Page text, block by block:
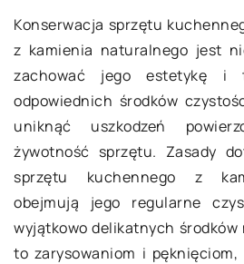
Konserwacja sprzętu
z kamienia naturalnego jest
zachować jego estetykę i
odpowiednich środków
uniknąć uszkodzeń
żywotność sprzętu. Zasady
sprzętu kuchennego z
obejmują jego regularne
wyjątkowo delikatnych środków
to zarysowaniom i pęknięciom,